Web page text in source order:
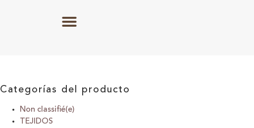
Categorías del producto
Non classifié(e)
TEJIDOS